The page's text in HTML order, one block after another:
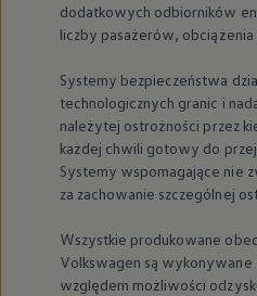
dodatkowych odbiorników
liczby pasażerów,
Systemy bezpieczeństwa
technologicznych granic i
należytej ostrożności przez
każdej chwili gotowy do
Systemy wspomagające nie
za zachowanie szczególnej
Wszystkie produkowane
Volkswagen są wykonywane
względem możliwości